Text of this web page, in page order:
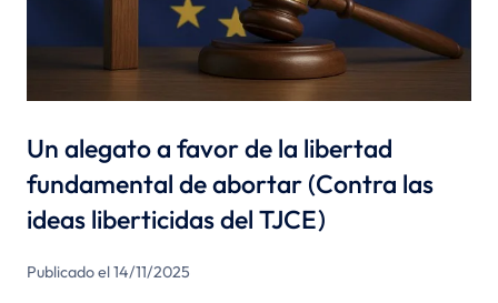
Un alegato a favor de la libertad
fundamental de abortar (Contra las
ideas liberticidas del TJCE)
Publicado el 14/11/2025